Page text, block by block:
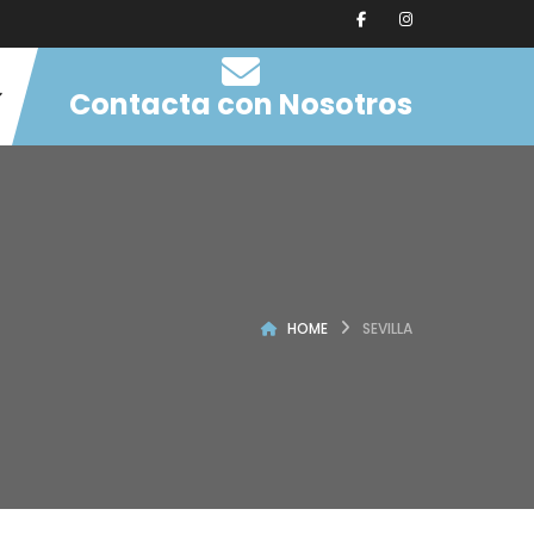
Contacta con Nosotros
HOME SEVILLA